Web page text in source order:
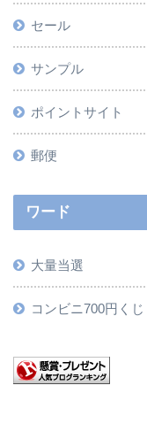
セール
サンプル
ポイントサイト
郵便
ワード
大量当選
コンビニ700円くじ